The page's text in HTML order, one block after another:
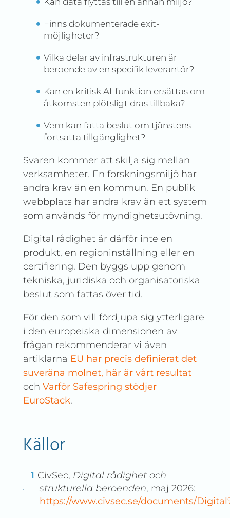
Finns dokumenterade exit-
möjligheter?
Vilka delar av infrastrukturen är
beroende av en specifik leverantör?
Kan en kritisk AI-funktion ersättas om
åtkomsten plötsligt dras tillbaka?
Vem kan fatta beslut om tjänstens
fortsatta tillgänglighet?
Svaren kommer att skilja sig mellan
verksamheter. En forskningsmiljö har
andra krav än en kommun. En publik
webbplats har andra krav än ett system
som används för myndighetsutövning.
Digital rådighet är därför inte en
produkt, en regioninställning eller en
certifiering. Den byggs upp genom
tekniska, juridiska och organisatoriska
beslut som fattas över tid.
För den som vill fördjupa sig ytterligare
i den europeiska dimensionen av
frågan rekommenderar vi även
artiklarna EU har precis definierat det
suveräna molnet, här är vårt resultat
och Varför Safespring stödjer
EuroStack.
Källor
CivSec, Digital rådighet och
strukturella beroenden, maj 2026:
https://www.civsec.se/documents/